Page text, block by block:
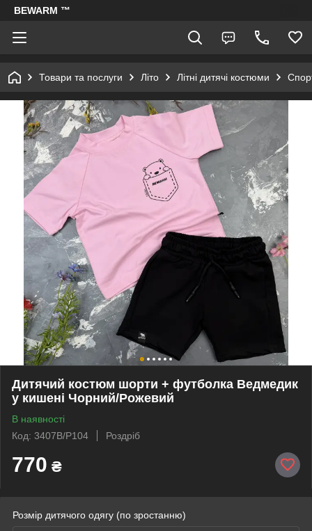
BEWARM ™
Товари та послуги Літо Літні дитячі костюми
Дитячий костюм шорти + футболка Ведмедик
у кишені Чорний/Рожевий
В наявності
Код: 3407B/P104
Роздріб
770 ₴
Розмір дитячого одягу (по зростанню)